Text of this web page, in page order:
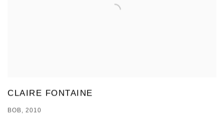
CLAIRE FONTAINE
BOB, 2010